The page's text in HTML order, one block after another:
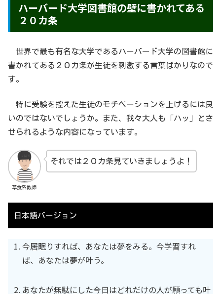
ハーバード大学図書館の壁に書かれてある
２０カ条
世界で最も有名な大学であるハーバード大学の図書館に
書かれてある２０カ条が生徒を刺激する言葉ばかりなので
す。
特に受験を控えた生徒のモチベーションを上げるには良
いのではないでしょうか。また、我々大人も「ハッ」とさ
せられるような内容になっています。
草食系教師
それでは２０カ条見ていきましょうよ！
日本語バージョン
今居眠りすれば、あなたは夢をみる。今学習すれ
ば、あなたは夢が叶う。
あなたが無駄にした今日はどれだけの人が願っても叶